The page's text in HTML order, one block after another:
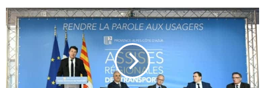
n
e
p
o
u
E
s
t
r
o
s